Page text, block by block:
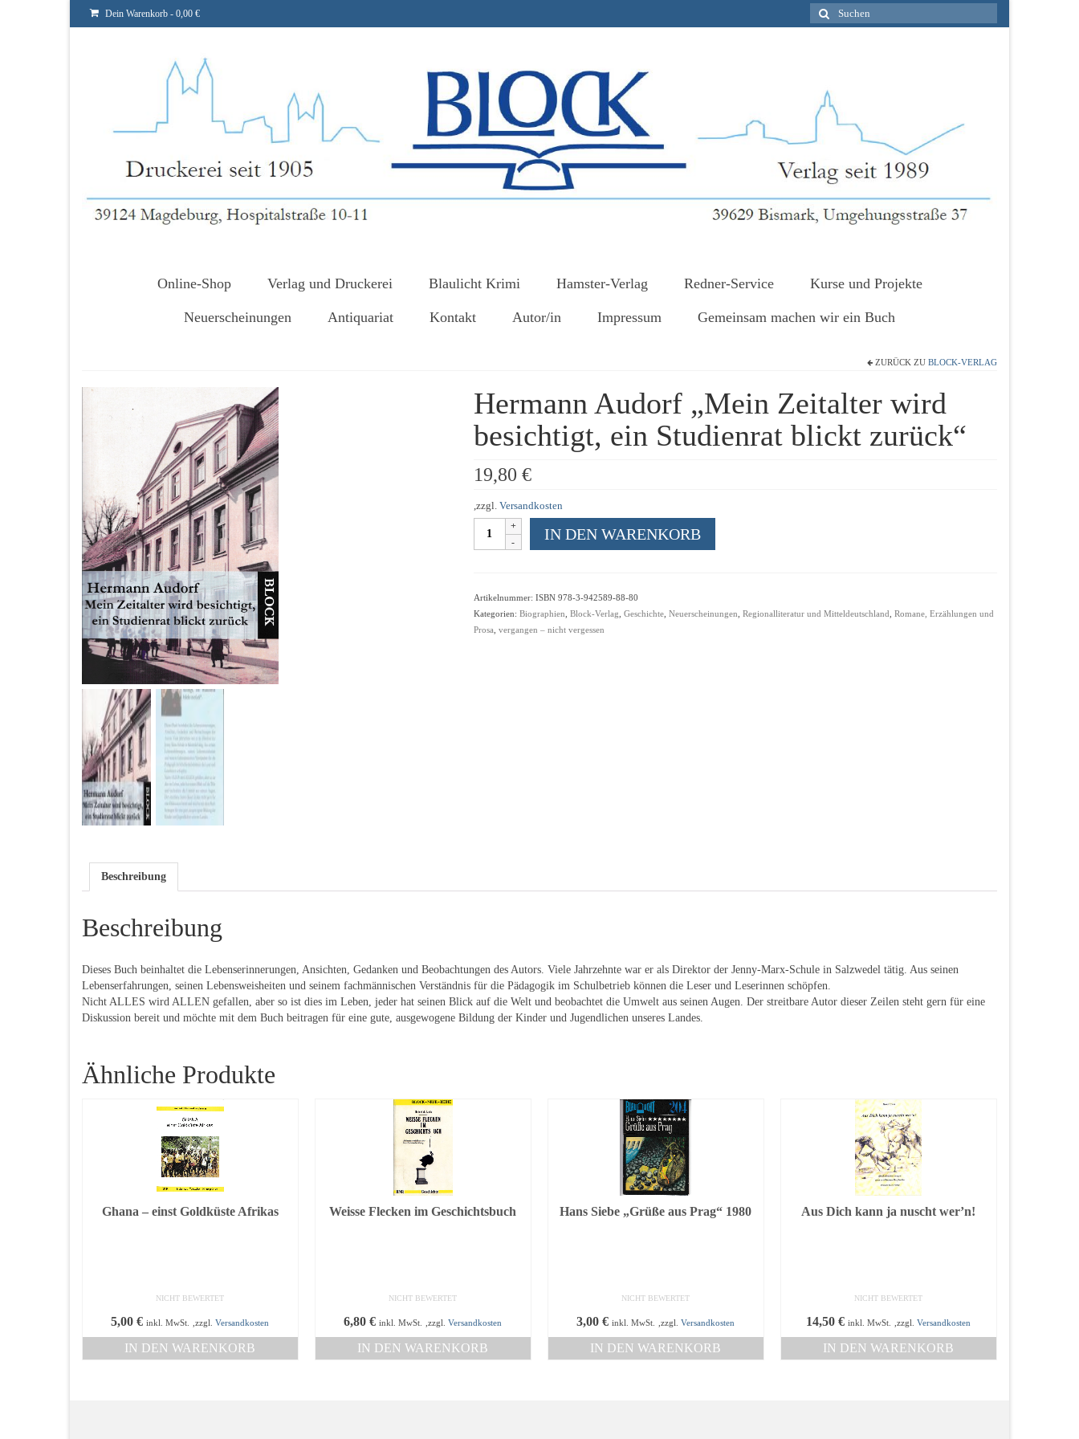
Dein Warenkorb - 0,00 €
Suche
nach:
Online-Shop Verlag und Druckerei Blaulicht Krimi Hamster-Verlag Redner-Service Kurse und Projekte
Neuerscheinungen Antiquariat Kontakt Autor/in Impressum Gemeinsam machen wir ein Buch
ZURÜCK ZU BLOCK-VERLAG
Hermann Audorf „Mein Zeitalter wird
besichtigt, ein Studienrat blickt zurück“
19,80 €
,zzgl. Versandkosten
Hermann
Audorf
Studienrat
IN DEN WARENKORB
Artikelnummer: ISBN 978-3-942589-88-80
Kategorien: Biographien Block-Verlag Geschichte, Neuerscheinungen Regionalliteratur und Mitteldeutschland Romane, Erzählungen und
Prosa vergangen – nicht vergessen
Beschreibung
Beschreibung
Dieses Buch beinhaltet die Lebenserinnerungen, Ansichten, Gedanken und Beobachtungen des Autors. Viele Jahrzehnte war er als Direktor der Jenny-Marx-Schule in Salzwedel tätig. Aus seinen
Lebenserfahrungen, seinen Lebensweisheiten und seinem fachmännischen Verständnis für die Pädagogik im Schulbetrieb können die Leser und Leserinnen schöpfen.
Nicht ALLES wird ALLEN gefallen, aber so ist dies im Leben, jeder hat seinen Blick auf die Welt und beobachtet die Umwelt aus seinen Augen. Der streitbare Autor dieser Zeilen steht gern für eine
Diskussion bereit und möchte mit dem Buch beitragen für eine gute, ausgewogene Bildung der Kinder und Jugendlichen unseres Landes.
Ähnliche Produkte
Ghana – einst Goldküste Afrikas
NICHT BEWERTET
5,00€ inkl. MwSt. ,zzgl.Versandkosten
IN DEN WARENKORB
Weisse Flecken im Geschichtsbuch
NICHT BEWERTET
6,80€ inkl. MwSt. ,zzgl.Versandkosten
IN DEN WARENKORB
Hans Siebe „Grüße aus Prag“ 1980
NICHT BEWERTET
3,00€ inkl. MwSt. ,zzgl.Versandkosten
IN DEN WARENKORB
Aus Dich kann ja nuscht wer’n!
NICHT BEWERTET
14,50€ inkl. MwSt. ,zzgl.Versandkosten
IN DEN WARENKORB